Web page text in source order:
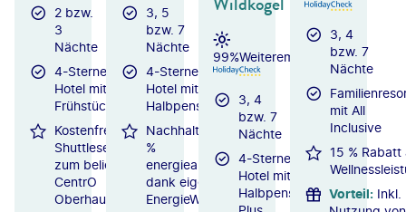
2 bzw.
3
Nächte
4-Sterne-
Hotel mit
Frühstück
Kostenfreier
Shuttleservice
zum beliebten
CentrO
Oberhausen
3, 5
bzw. 7
Nächte
4-Sterne-
Hotel mit
Halbpension
Nachhaltig: 100
%
energieautonom
dank eigenem
EnergieWerk
Weiterempfehlung
99%
3, 4
bzw. 7
Nächte
4-Sterne-
Hotel mit
Halbpension
3, 4
bzw. 7
Nächte
mit All
Inclusive
15 % Rabatt
Vorteil: Inkl.